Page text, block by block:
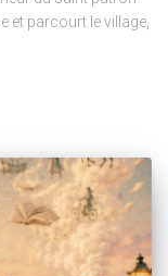
et parcourt le village,